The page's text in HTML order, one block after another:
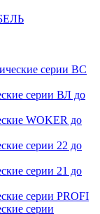
серии ВС
серии ВЛ до
WOKER до
серии 22 до
серии 21 до
серии PROFI
серии